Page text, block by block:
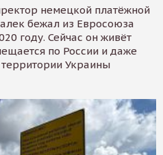
немецкой платёжной
бежал из Евросоюза
году. Сейчас он живёт
по России и даже
Украины